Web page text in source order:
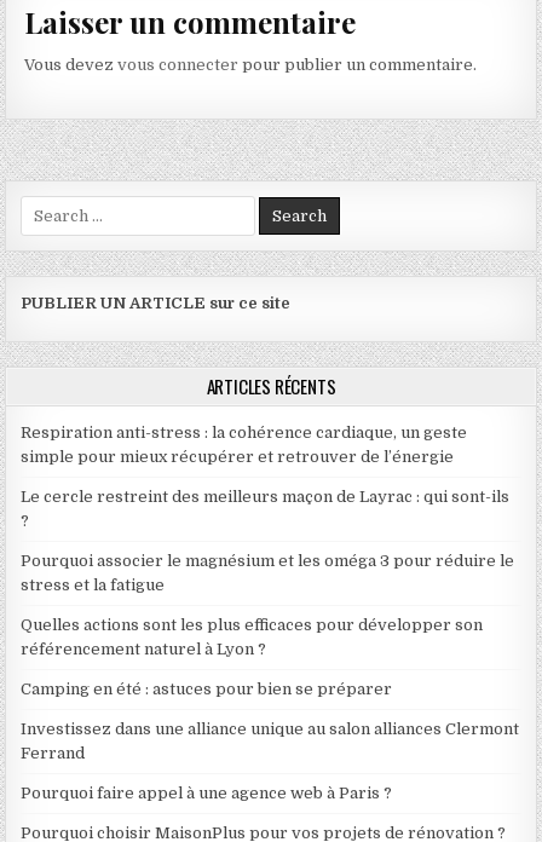
Laisser un commentaire
Vous devezvous connecter pour publier un commentaire.
Search for:
PUBLIER UN ARTICLE sur ce site
ARTICLES RÉCENTS
Respiration anti-stress : la cohérence cardiaque, un geste
simple pour mieux récupérer et retrouver de l’énergie
Le cercle restreint des meilleurs maçon de Layrac : qui sont-ils
?
Pourquoi associer le magnésium et les oméga 3 pour réduire le
stress et la fatigue
Quelles actions sont les plus efficaces pour développer son
référencement naturel à Lyon ?
Camping en été : astuces pour bien se préparer
Investissez dans une alliance unique au salon alliances Clermont
Ferrand
Pourquoi faire appel à une agence web à Paris ?
Pourquoi choisir MaisonPlus pour vos projets de rénovation ?